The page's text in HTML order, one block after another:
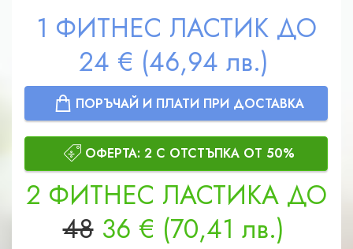
1 ФИТНЕС ЛАСТИК ДО
24 € (46,94 лв.)
ПОРЪЧАЙ И ПЛАТИ ПРИ ДОСТАВКА
ОФЕРТА: 2 С ОТСТЪПКА ОТ 50%
2 ФИТНЕС ЛАСТИКA ДО
48 36 € (70,41 лв.)